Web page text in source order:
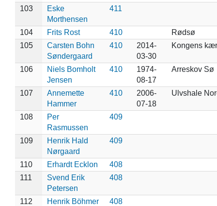
103
Eske
Morthensen
411
104 Frits Rost 410
Rødsø
105
Carsten Bohn
Søndergaard
410
2014-
03-30
Kongens kær
106
Niels Bomholt
Jensen
410
1974-
08-17
Arreskov Sø
107
Annemette
Hammer
410
2006-
07-18
Ulvshale
108
Per
Rasmussen
409
109
Henrik Hald
Nørgaard
409
110 Erhardt Ecklon
408
111
Svend Erik
Petersen
408
112 Henrik Böhmer 408